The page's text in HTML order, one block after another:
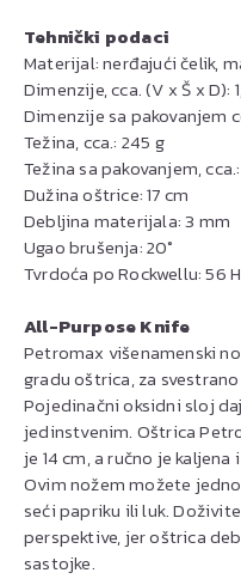
Tehnički podaci
Materijal: nerđajući čelik,
Dimenzije, cca. (V x Š x D):
Dimenzije sa pakovanjem
Težina, cca.: 245 g
Težina sa pakovanjem,
Dužina oštrice: 17 cm
Debljina materijala: 3 mm
Ugao brušenja: 20°
Tvrdoća po Rockwellu: 56
All-Purpose Knife
Petromax višenamenski
gradu oštrica, za
Pojedinačni oksidni sloj
jedinstvenim. Oštrica
je 14 cm, a ručno je
Ovim nožem možete
seći papriku ili luk.
perspektive, jer oštrica
sastojke.